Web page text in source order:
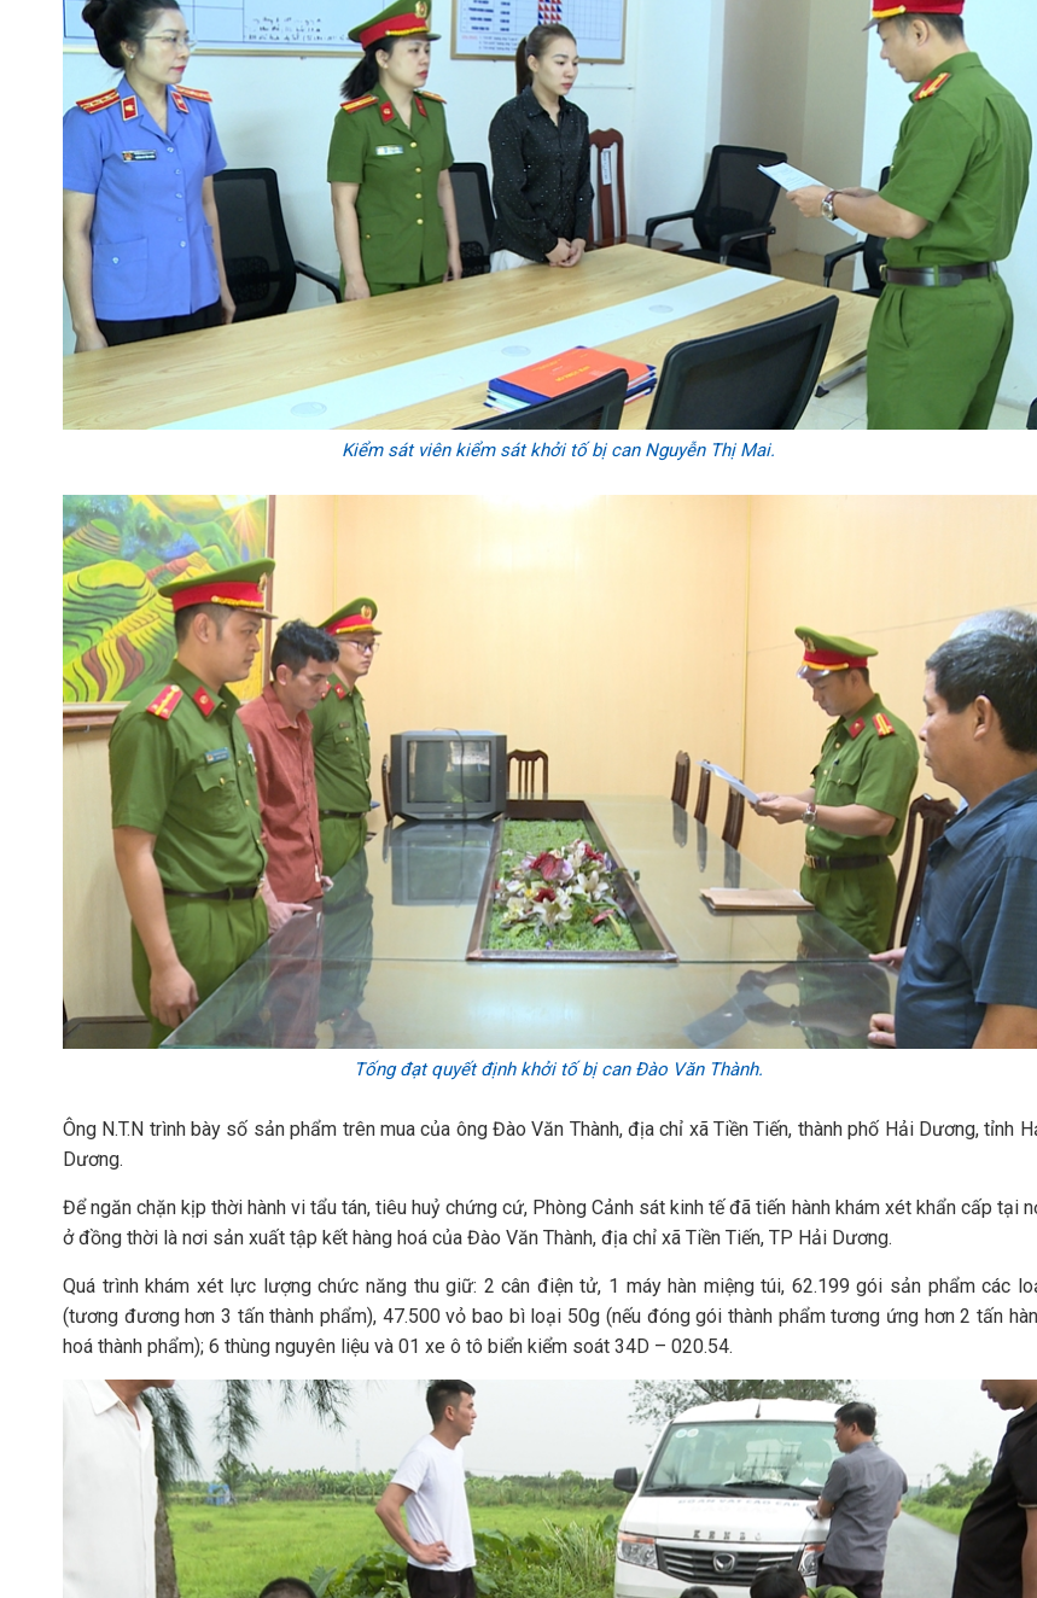
Kiểm sát viên kiểm sát khởi tố bị can Nguyễn Thị Mai.
Tống đạt quyết định khởi tố bị can Đào Văn Thành.
Ông N.T.N trình bày số sản phẩm trên mua của ông Đào Văn Thành, địa chỉ xã Tiền Tiến, thành phố Hải Dương, tỉnh
Dương.
Để ngăn chặn kịp thời hành vi tẩu tán, tiêu huỷ chứng cứ, Phòng Cảnh sát kinh tế đã tiến hành khám xét khẩn cấp tại
ở đồng thời là nơi sản xuất tập kết hàng hoá của Đào Văn Thành, địa chỉ xã Tiền Tiến, TP Hải Dương.
Quá trình khám xét lực lượng chức năng thu giữ: 2 cân điện tử, 1 máy hàn miệng túi, 62.199 gói sản phẩm các
(tương đương hơn 3 tấn thành phẩm), 47.500 vỏ bao bì loại 50g (nếu đóng gói thành phẩm tương ứng hơn 2 tấn
hoá thành phẩm); 6 thùng nguyên liệu và 01 xe ô tô biển kiểm soát 34D – 020.54.